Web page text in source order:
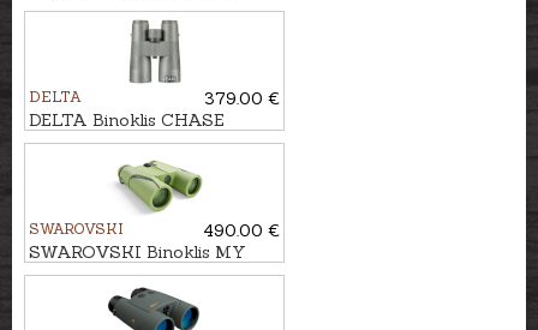
15x70
DELTA
379.00 €
DELTA Binoklis CHASE
10x50 ED
SWAROVSKI
490.00 €
SWAROVSKI Binoklis MY
JUNIOR 7x28 B